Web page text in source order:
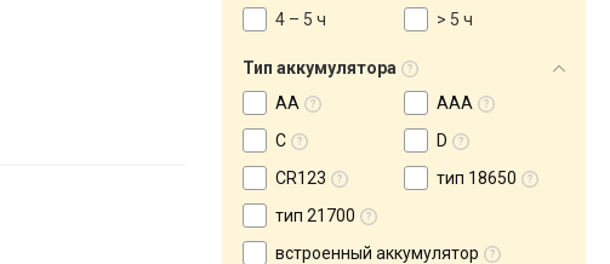
4 – 5 ч
> 5 ч
Тип аккумулятора
AA
AAA
C
D
CR123
тип 18650
тип 21700
встроенный аккумулятор